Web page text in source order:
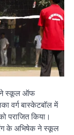
ने स्कूल ऑफ
वर्ग बास्केटबॉल में
किया।
के अभिषेक ने स्कूल